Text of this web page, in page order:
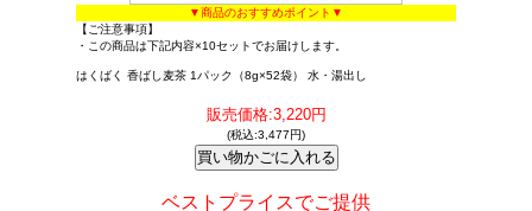
▼商品のおすすめポイント▼
【ご注意事項】
・この商品は下記内容×10セットでお届けします。
はくばく 香ばし麦茶 1パック（8g×52袋） 水・湯出し
販売価格:3,220円
(税込:3,477円)
ベストプライスでご提供